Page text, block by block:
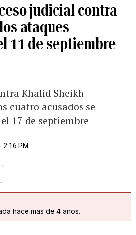
judicial contra
ataques
11 de septiembre
Khalid Sheikh
cuatro acusados se
17 de septiembre
2:16 PM
hace más de 4 años.